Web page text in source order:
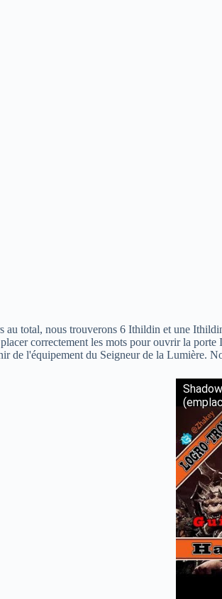
total, nous trouverons 6 Ithildin et une
correctement les mots pour ouvrir la
de l'équipement du Seigneur de la Lumière.